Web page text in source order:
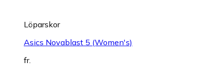
Löparskor
Asics Novablast 5 (Women's)
fr.